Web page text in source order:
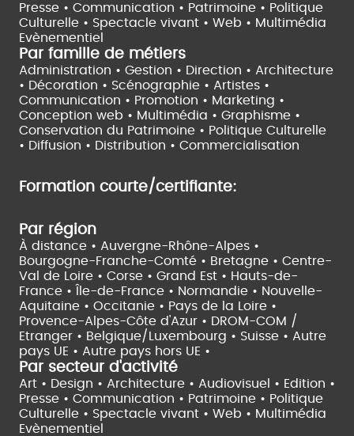
Presse • Communication • Patrimoine • Politique
Culturelle • Spectacle vivant • Web • Multimédia
Evènementiel
Par famille de métiers
Administration • Gestion • Direction • Architecture
• Décoration • Scénographie • Artistes •
Communication • Promotion • Marketing •
Conception web • Multimédia • Graphisme •
Conservation du Patrimoine • Politique Culturelle
• Diffusion • Distribution • Commercialisation
Formation courte/certifiante:
Par région
À distance • Auvergne-Rhône-Alpes •
Bourgogne-Franche-Comté • Bretagne • Centre-
Val de Loire • Corse • Grand Est • Hauts-de-
France •
Île-de-France • Normandie • Nouvelle-
Aquitaine • Occitanie • Pays de la Loire •
Provence-Alpes-Côte d'Azur • DROM-COM /
Etranger • Belgique/Luxembourg • Suisse • Autre
pays UE • Autre pays hors UE •
Par secteur d'activité
Art • Design • Architecture • Audiovisuel • Edition •
Presse • Communication • Patrimoine • Politique
Culturelle • Spectacle vivant • Web • Multimédia
Evènementiel